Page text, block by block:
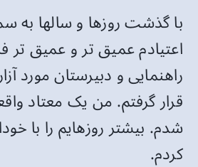
با گذشت روزها و سالها به
اعتیادم عمیق تر و عمیق تر
راهنمایی و دبیرستان مورد
قرار گرفتم. من یک معتاد
شدم. بیشتر روزهایم را با
کردم.